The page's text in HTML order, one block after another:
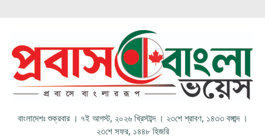
বাংলাদেশঃ শুক্রবার। ৭ই আগস্ট, ২০২৬ খ্রিস্টাব্দ। ২৩শে শ্রাবণ, ১৪৩৩ বঙ্গাব্দ।
২৩শে সফর, ১৪৪৮ হিজরি